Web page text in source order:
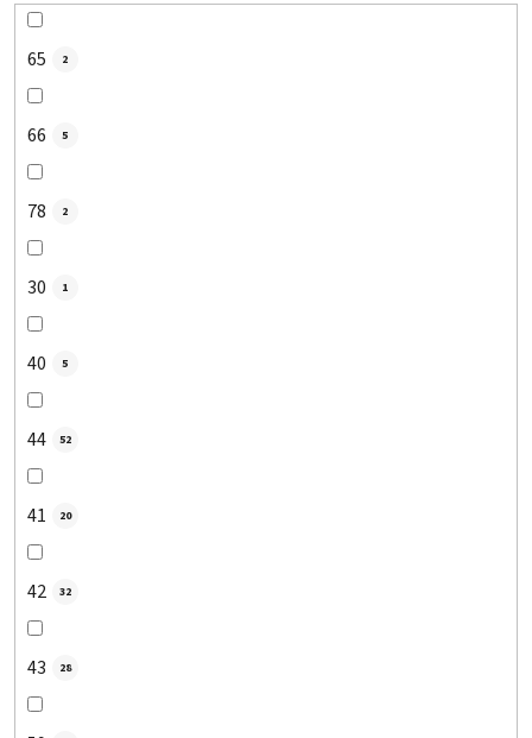
65 2
66 5
78 2
30 1
40 5
44 52
41 20
42 32
43 28